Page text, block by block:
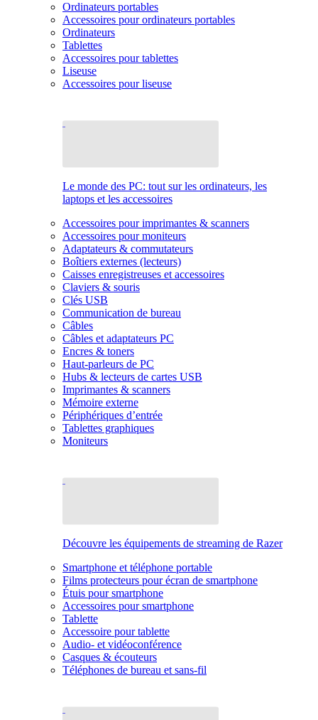
Ordinateurs portables
Accessoires pour ordinateurs portables
Ordinateurs
Tablettes
Accessoires pour tablettes
Liseuse
Accessoires pour liseuse
Le monde des PC: tout sur les ordinateurs, les
laptops et les accessoires
Accessoires pour imprimantes & scanners
Accessoires pour moniteurs
Adaptateurs & commutateurs
Boîtiers externes (lecteurs)
Caisses enregistreuses et accessoires
Claviers & souris
Clés USB
Communication de bureau
Câbles
Câbles et adaptateurs PC
Encres & toners
Haut-parleurs de PC
Hubs & lecteurs de cartes USB
Imprimantes & scanners
Mémoire externe
Périphériques d’entrée
Tablettes graphiques
Moniteurs
Découvre les équipements de streaming de Razer
Smartphone et téléphone portable
Films protecteurs pour écran de smartphone
Étuis pour smartphone
Accessoires pour smartphone
Tablette
Accessoire pour tablette
Audio- et vidéoconférence
Casques & écouteurs
Téléphones de bureau et sans-fil